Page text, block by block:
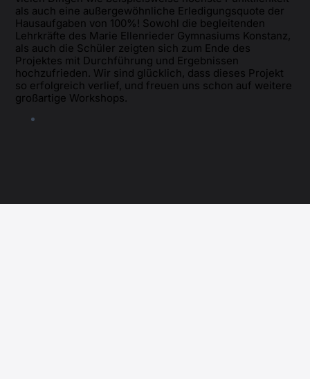
als auch eine außergewöhnliche Erledigungsquote der
Hausaufgaben von 100%! Sowohl die begleitenden
Lehrkräfte des Marie Ellenrieder Gymnasiums Konstanz,
als auch die Schüler zeigten sich zum Ende des
Projektes mit Durchführung und Ergebnissen
hochzufrieden. Wir sind glücklich, dass dieses Projekt
so erfolgreich verlief, und freuen uns schon auf weitere
großartige Workshops.